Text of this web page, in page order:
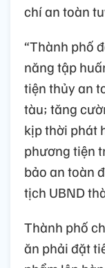
chí an toàn
“Thành phố
năng tập
tiện thủy an
tàu; tăng
kịp thời phát
phương tiện
bảo an toàn
tịch UBND
Thành phố
ăn phải đặt